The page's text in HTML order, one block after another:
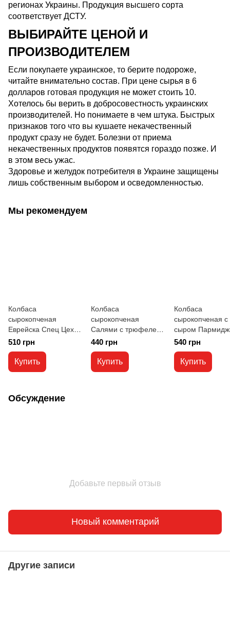
регионах Украины. Продукция высшего сорта
соответствует ДСТУ.
ВЫБИРАЙТЕ ЦЕНОЙ И
ПРОИЗВОДИТЕЛЕМ
Если покупаете украинское, то берите подороже,
читайте внимательно состав. При цене сырья в 6
долларов готовая продукция не может стоить 10.
Хотелось бы верить в добросовестность украинских
производителей. Но понимаете в чем штука. Быстрых
признаков того что вы кушаете некачественный
продукт сразу не будет. Болезни от приема
некачественных продуктов появятся гораздо позже. И
в этом весь ужас.
Здоровье и желудок потребителя в Украине защищены
лишь собственным выбором и осведомленностью.
Мы рекомендуем
Колбаса
сырокопченая
Еврейска Спец Цех
АЛАН, 260 г
510 грн
Купить
Колбаса
сырокопченая
Салями с трюфелем
Спец Цех АЛАН, 250 г
440 грн
Купить
Колбаса
сырокопченая с
сыром
Реджано Спец
АЛАН, 300 г
540 грн
Купить
Обсуждение
Добавьте первый отзыв
Новый комментарий
Другие записи